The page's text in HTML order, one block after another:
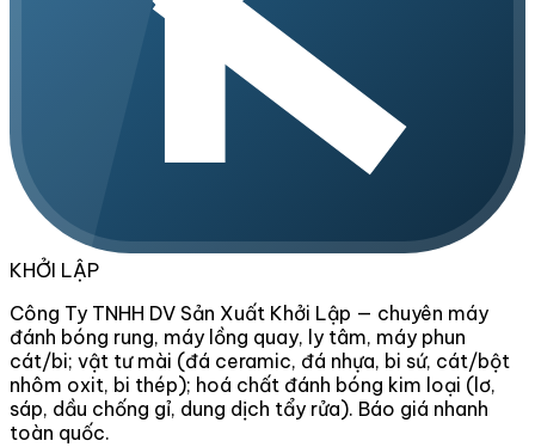
KHỞI LẬP
Công Ty TNHH DV Sản Xuất Khởi Lập — chuyên máy
đánh bóng rung, máy lồng quay, ly tâm, máy phun
cát/bi; vật tư mài (đá ceramic, đá nhựa, bi sứ, cát/bột
nhôm oxit, bi thép); hoá chất đánh bóng kim loại (lơ,
sáp, dầu chống gỉ, dung dịch tẩy rửa). Báo giá nhanh
toàn quốc.